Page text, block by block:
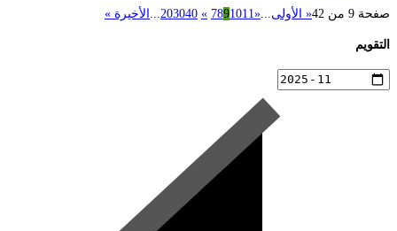
صفحة 9 من 42 « الأولى «
7891011
»
203040 الأخيرة »
التقويم